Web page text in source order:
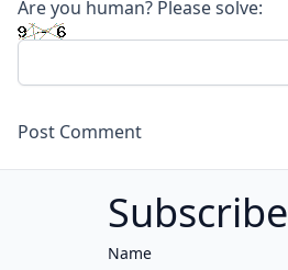
Are you human? Please solve:
Subscribe
Name